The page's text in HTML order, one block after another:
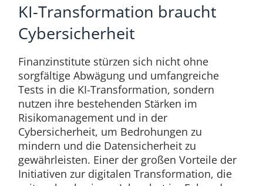
KI-Transformation braucht
Cybersicherheit
Finanzinstitute stürzen sich nicht ohne
sorgfältige Abwägung und umfangreiche
Tests in die KI-Transformation, sondern
nutzen ihre bestehenden Stärken im
Risikomanagement und in der
Cybersicherheit, um Bedrohungen zu
mindern und die Datensicherheit zu
gewährleisten. Einer der großen Vorteile der
Initiativen zur digitalen Transformation, die